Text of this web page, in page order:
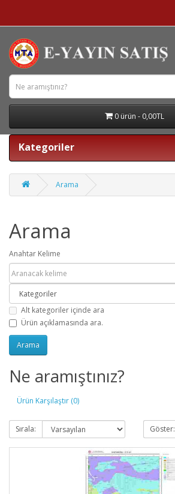
0 ürün - 0,00TL
Kategoriler
Arama
Arama
Anahtar Kelime
Alt kategoriler içinde ara
Ürün açıklamasında ara.
Ne aramıştınız?
Ürün Karşılaştır (0)
Sırala: Göster: